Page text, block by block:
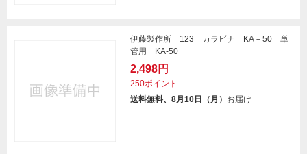
伊藤製作所 123 カラビナ KA－50 単
管用 KA-50
2,498円
250ポイント
送料無料、8月10日（月） お届け